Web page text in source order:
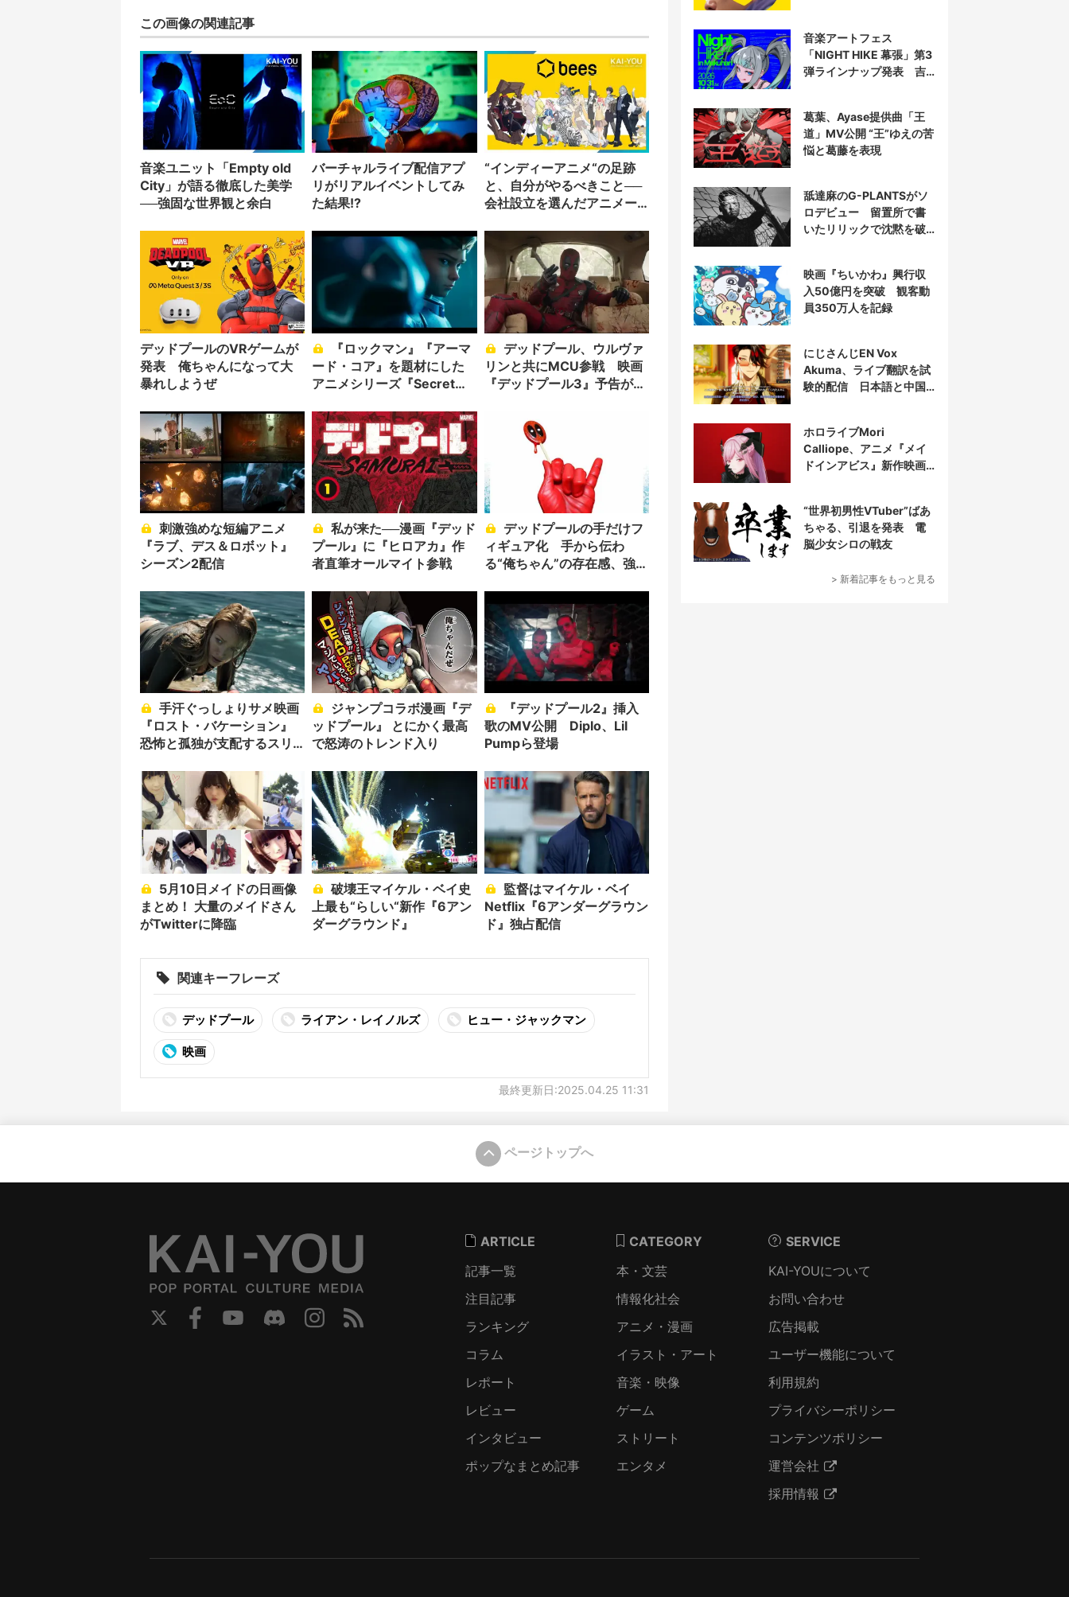
この画像の関連記事
音楽ユニット「Empty old
City」が語る徹底した美学
──強固な世界観と余白
バーチャルライブ配信アプ
リがリアルイベントしてみ
た結果!?
“インディーアニメ“の足跡
と、自分がやるべきこと──
会社設立を選んだアニメー
デッドプールのVRゲームが
発表 俺ちゃんになって大
暴れしようぜ
ード・コア』を題材にした
アニメシリーズ『Secret
リンと共にMCU参戦 映画
『デッドプール3』予告が公
『ラブ、デス＆ロボット』
シーズン2配信
私が来た──漫画『デッド
プール』に『ヒロアカ』作
者直筆オールマイト参戦
ィギュア化 手から伝わ
る“俺ちゃん”の存在感、強
『ロスト・バケーション』
恐怖と孤独が支配するスリ
ッドプール』 とにかく最高
で怒涛のトレンド入り
歌のMV公開 Diplo、Lil
Pumpら登場
まとめ！ 大量のメイドさん
がTwitterに降臨
破壊王マイケル・ベイ史
上最も“らしい“新作『6アン
ダーグラウンド』
Netflix『6アンダーグラウン
ド』独占配信
関連キーフレーズ
デッドプール ライアン・レイノルズ ヒュー・ジャックマン
映画
最終更新日:2025.04.25 11:31
音楽アートフェス
「NIGHT HIKE 幕張」第3
弾ラインナップ発表 吉
葛葉、Ayase提供曲「王
道」MV公開 “王”ゆえの苦
悩と葛藤を表現
舐達麻のG-PLANTSがソ
ロデビュー 留置所で書
いたリリックで沈黙を破
映画『ちいかわ』興行収
入50億円を突破 観客動
員350万人を記録
にじさんじEN Vox
Akuma、ライブ翻訳を試
験的配信 日本語と中国
ホロライブMori
Calliope、アニメ『メイ
ドインアビス』新作映画
“世界初男性VTuber”ばあ
ちゃる、引退を発表 電
脳少女シロの戦友
> 新着記事をもっと見る
ページトップへ
ARTICLE
記事一覧
注目記事
ランキング
コラム
レポート
レビュー
インタビュー
ポップなまとめ記事
CATEGORY
本・文芸
情報化社会
アニメ・漫画
イラスト・アート
音楽・映像
ゲーム
ストリート
エンタメ
SERVICE
KAI-YOUについて
お問い合わせ
広告掲載
ユーザー機能について
利用規約
プライバシーポリシー
コンテンツポリシー
運営会社
採用情報